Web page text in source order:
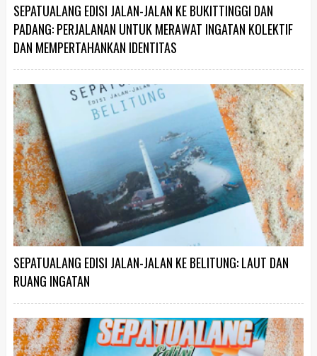
SEPATUALANG EDISI JALAN-JALAN KE BUKITTINGGI DAN
PADANG: PERJALANAN UNTUK MERAWAT INGATAN KOLEKTIF
DAN MEMPERTAHANKAN IDENTITAS
SEPATUALANG EDISI JALAN-JALAN KE BELITUNG: LAUT DAN
RUANG INGATAN